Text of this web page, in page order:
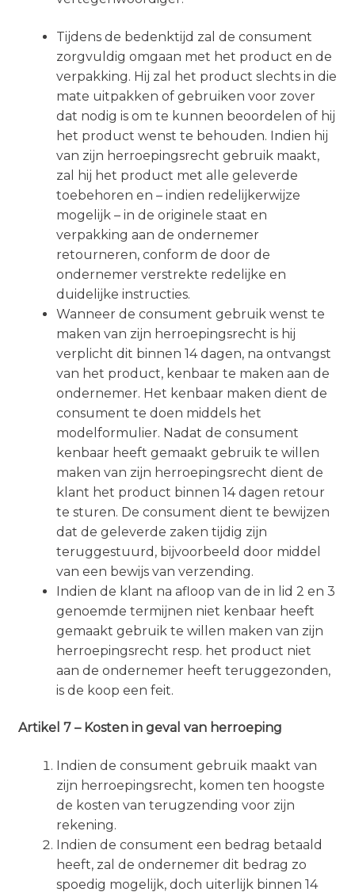
Tijdens de bedenktijd zal de consument
zorgvuldig omgaan met het product en de
verpakking. Hij zal het product slechts in die
mate uitpakken of gebruiken voor zover
dat nodig is om te kunnen beoordelen of hij
het product wenst te behouden. Indien hij
van zijn herroepingsrecht gebruik maakt,
zal hij het product met alle geleverde
toebehoren en – indien redelijkerwijze
mogelijk – in de originele staat en
verpakking aan de ondernemer
retourneren, conform de door de
ondernemer verstrekte redelijke en
duidelijke instructies.
Wanneer de consument gebruik wenst te
maken van zijn herroepingsrecht is hij
verplicht dit binnen 14 dagen, na ontvangst
van het product, kenbaar te maken aan de
ondernemer. Het kenbaar maken dient de
consument te doen middels het
modelformulier. Nadat de consument
kenbaar heeft gemaakt gebruik te willen
maken van zijn herroepingsrecht dient de
klant het product binnen 14 dagen retour
te sturen. De consument dient te bewijzen
dat de geleverde zaken tijdig zijn
teruggestuurd, bijvoorbeeld door middel
van een bewijs van verzending.
Indien de klant na afloop van de in lid 2 en 3
genoemde termijnen niet kenbaar heeft
gemaakt gebruik te willen maken van zijn
herroepingsrecht resp. het product niet
aan de ondernemer heeft teruggezonden,
is de koop een feit.
Artikel 7 – Kosten in geval van herroeping
Indien de consument gebruik maakt van
zijn herroepingsrecht, komen ten hoogste
de kosten van terugzending voor zijn
rekening.
Indien de consument een bedrag betaald
heeft, zal de ondernemer dit bedrag zo
spoedig mogelijk, doch uiterlijk binnen 14